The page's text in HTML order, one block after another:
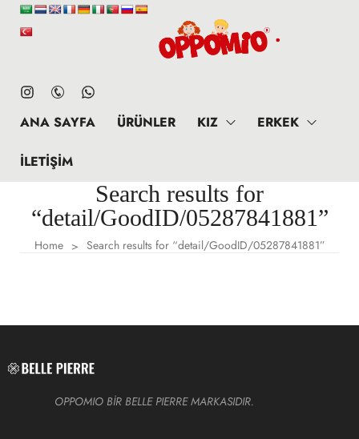
ANA SAYFA ÜRÜNLER KIZ ERKEK
İLETIŞIM
Search results for
“detail/GoodID/05287841881”
Home > Search results for “detail/GoodID/05287841881”
OPPOMIO BİR BELLE PIERRE MARKASIDIR.